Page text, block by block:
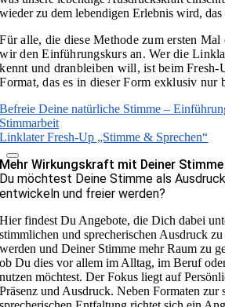
wieder zu dem lebendigen Erlebnis wird, das
Für alle, die diese Methode zum ersten Mal
wir denEinführungskursan.Wer die
kennt und dranbleiben will, ist beim
Format, das es in dieser Form exklusiv nur
Befreie Deine natürliche Stimme –
Stimmarbeit
Linklater Fresh-Up „Stimme & Sprechen“
Mehr Wirkungskraft mit Deiner Stimme
Du möchtest Deine Stimme als
entwickeln und freier werden?
Hier findest Du Angebote, die Dich dabei
stimmlichen und sprecherischen Ausdruck
werden und Deiner Stimme mehr Raum zu
ob Du dies vor allem im Alltag, im Beruf
nutzen möchtest. Der Fokus liegt auf
Präsenz und Ausdruck. Neben Formaten zur